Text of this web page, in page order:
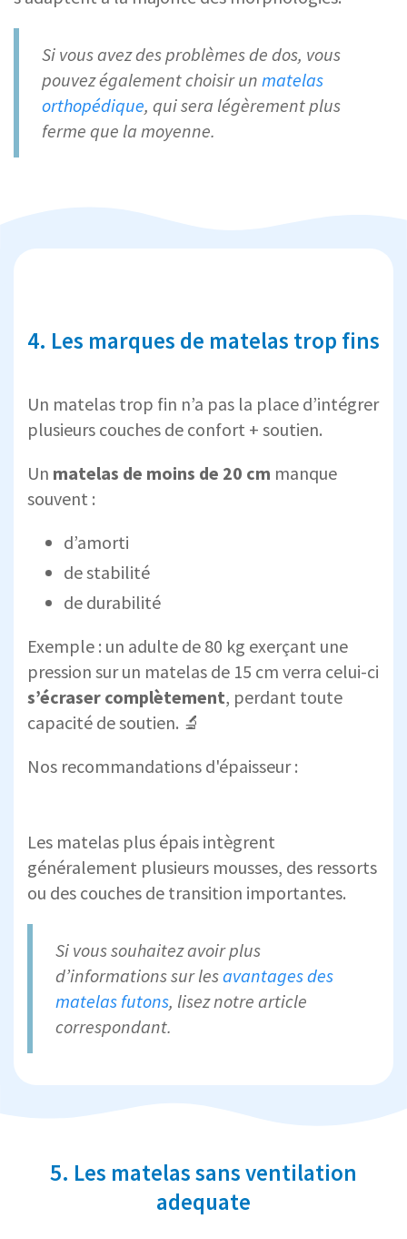
Si vous avez des problèmes de dos, vous
pouvez également choisir un matelas
orthopédique, qui sera légèrement plus
ferme que la moyenne.
4. Les marques de matelas trop fins
Un matelas trop fin n’a pas la place d’intégrer
plusieurs couches de confort + soutien.
Un matelas de moins de 20 cm manque
souvent :
d’amorti
de stabilité
de durabilité
Exemple : un adulte de 80 kg exerçant une
pression sur un matelas de 15 cm verra celui-ci
s’écraser complètement, perdant toute
capacité de soutien. 🔬
Nos recommandations d'épaisseur :
PROFIL DU DORMEUR
recommandée
Adulte (usage
Personne de +100
kg
25–28 cm
Les matelas plus épais intègrent
généralement plusieurs mousses, des ressorts
ou des couches de transition importantes.
Si vous souhaitez avoir plus
d’informations sur lesavantages des
matelas futons, lisez notre article
correspondant.
5. Les matelas sans ventilation
adequate